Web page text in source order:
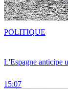
L'Espagne anticipe
15:07
POLITIQUE